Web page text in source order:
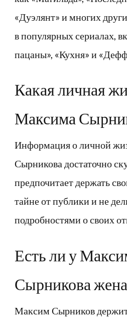
«Дуэлянт» и многих
в популярных сериалах,
пацаны», «Кухня» и
Какая личная
Максима
Информация о личной
Сырникова достаточно
предпочитает держать
тайне от публики и не
подробностями о своих
Есть ли у
Сырникова
Максим Сырников